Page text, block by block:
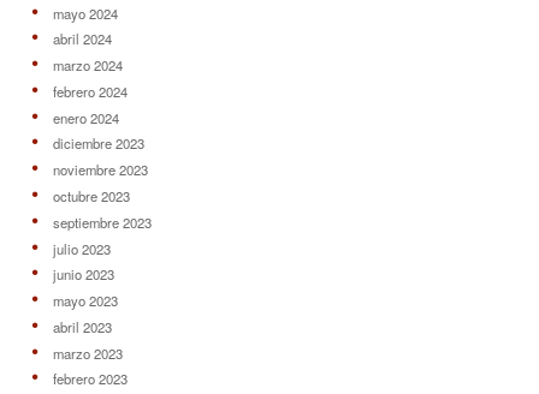
mayo 2024
abril 2024
marzo 2024
febrero 2024
enero 2024
diciembre 2023
noviembre 2023
octubre 2023
septiembre 2023
julio 2023
junio 2023
mayo 2023
abril 2023
marzo 2023
febrero 2023